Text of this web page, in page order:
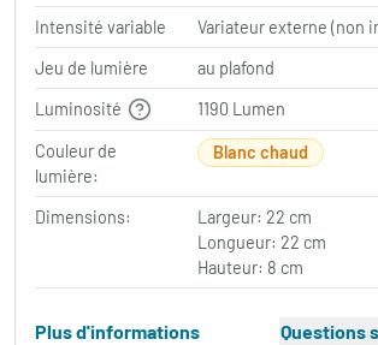
Intensité variable
Variateur externe (non
Jeu de lumière
au plafond
Luminosité
1190 Lumen
Couleur de
lumière:
Blanc chaud
Dimensions:
Largeur: 22 cm
Longueur: 22 cm
Hauteur: 8 cm
Plus d'informations
Questions